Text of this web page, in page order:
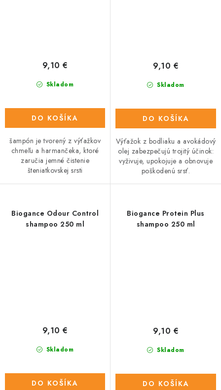
Skladom
9,10 €
DO KOŠÍKA
šampón je tvorený z výťažkov
chmeľu a harmančeka, ktoré
zaručia jemné čistenie
šteniatkovskej srsti
Skladom
9,10 €
DO KOŠÍKA
Výťažok z bodliaku a avokádový
olej zabezpečujú trojitý účinok:
vyživuje, upokojuje a obnovuje
poškodenú srsť.
Biogance Odour Control
shampoo 250 ml
Skladom
9,10 €
DO KOŠÍKA
Biogance Protein Plus
shampoo 250 ml
Skladom
9,10 €
DO KOŠÍKA